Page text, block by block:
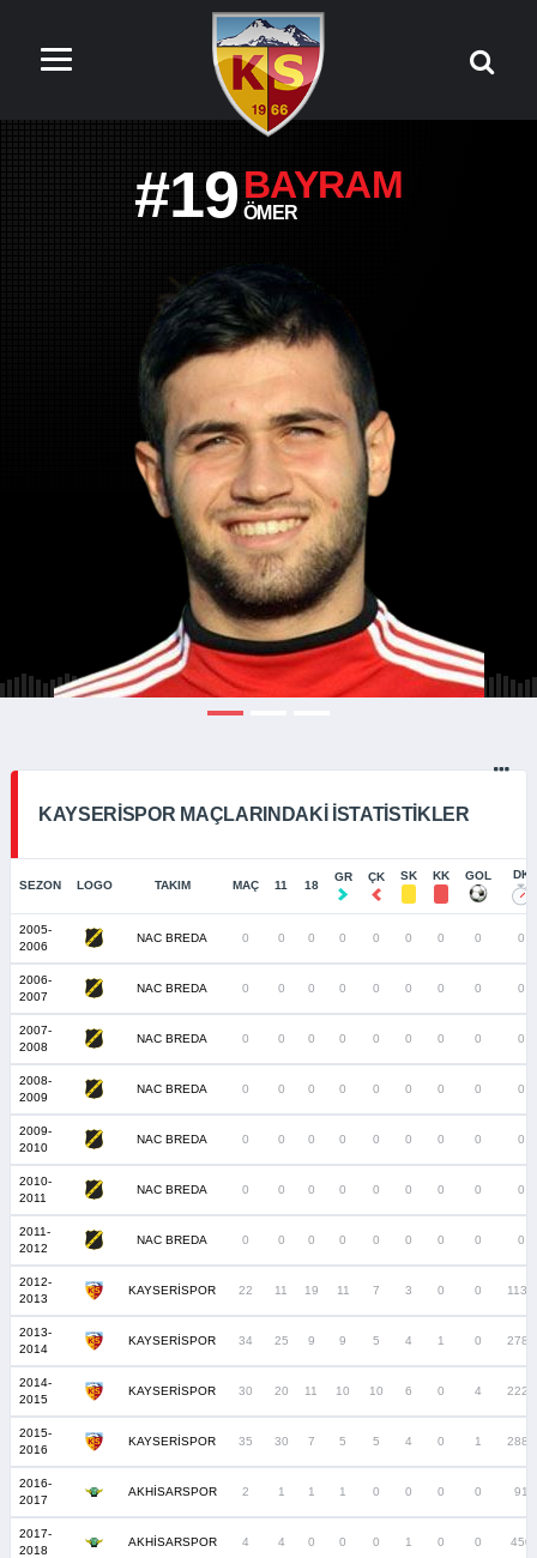
#19BAYRAM
ÖMER
KAYSERISPOR MAÇLARINDAKI İSTATISTIKLER
SEZON LOGO TAKIM MAÇ 11 18
GR ÇK SK KK GOL DK
2005-
2006
NAC BREDA 0 0 0 0 0 0 0 0 0
2006-
2007
NAC BREDA 0 0 0 0 0 0 0 0 0
2007-
2008
NAC BREDA 0 0 0 0 0 0 0 0 0
2008-
2009
NAC BREDA 0 0 0 0 0 0 0 0 0
2009-
2010
NAC BREDA 0 0 0 0 0 0 0 0 0
2010-
2011
NAC BREDA 0 0 0 0 0 0 0 0 0
2011-
2012
NAC BREDA 0 0 0 0 0 0 0 0 0
2012-
2013
KAYSERİSPOR 22 11 19 11 7 3 0 0 1131
2013-
2014
KAYSERİSPOR 34 25 9 9 5 4 1 0 2782
2014-
2015
KAYSERİSPOR 30 20 11 10 10 6 0 4 2222
2015-
2016
KAYSERİSPOR 35 30 7 5 5 4 0 1 2885
2016-
2017
AKHİSARSPOR 2 1 1 1 0 0 0 0 91
2017-
2018
AKHİSARSPOR 4 4 0 0 0 1 0 0 450